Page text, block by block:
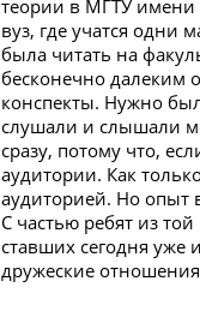
теории в МГТУ имени
вуз, где учатся
была читать на
бесконечно далеким
конспекты. Нужно
слушали и слышали
сразу, потому что,
аудитории. Как
аудиторией. Но опыт
С частью ребят из
ставших сегодня
дружеские